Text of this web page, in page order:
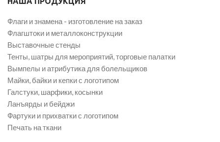
Флаги и знамена - изготовление на заказ
Флагштоки и металлоконструкции
Выставочные стенды
Тенты, шатры для мероприятий, торговые палатки
Вымпелы и атрибутика для болельщиков
Майки, байки и кепки с логотипом
Галстуки, шарфики, косынки
Ланъярды и бейджи
Фартуки и прихватки с логотипом
Печать на ткани